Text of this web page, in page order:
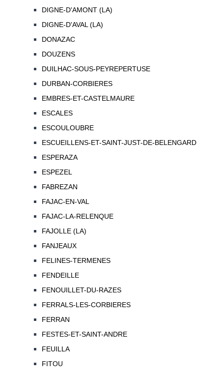
DIGNE-D'AMONT (LA)
DIGNE-D'AVAL (LA)
DONAZAC
DOUZENS
DUILHAC-SOUS-PEYREPERTUSE
DURBAN-CORBIERES
EMBRES-ET-CASTELMAURE
ESCALES
ESCOULOUBRE
ESCUEILLENS-ET-SAINT-JUST-DE-BELENGARD
ESPERAZA
ESPEZEL
FABREZAN
FAJAC-EN-VAL
FAJAC-LA-RELENQUE
FAJOLLE (LA)
FANJEAUX
FELINES-TERMENES
FENDEILLE
FENOUILLET-DU-RAZES
FERRALS-LES-CORBIERES
FERRAN
FESTES-ET-SAINT-ANDRE
FEUILLA
FITOU